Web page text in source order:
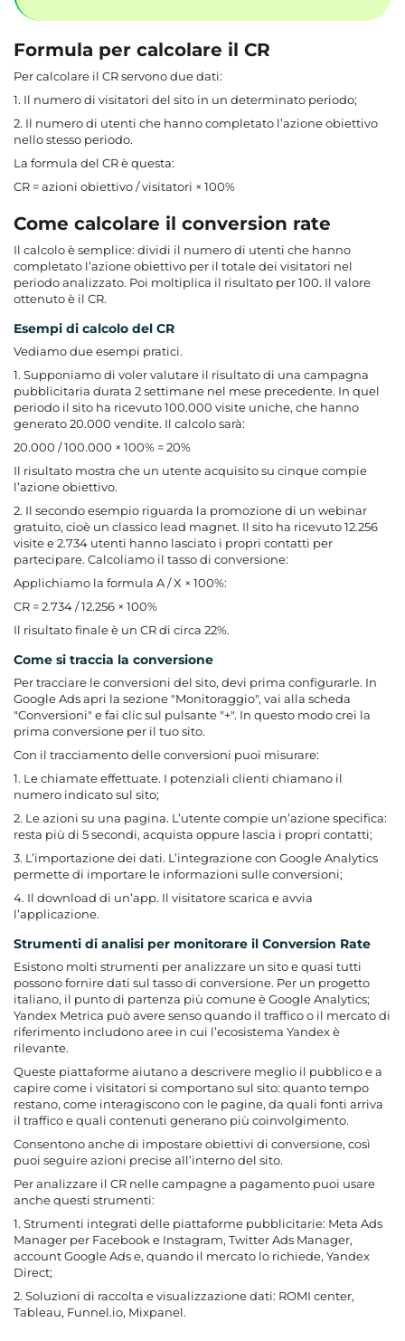
Formula per calcolare il CR
Per calcolare il CR servono due dati:
1. Il numero di visitatori del sito in un determinato periodo;
2. Il numero di utenti che hanno completato l’azione obiettivo
nello stesso periodo.
La formula del CR è questa:
CR = azioni obiettivo / visitatori × 100%
Come calcolare il conversion rate
Il calcolo è semplice: dividi il numero di utenti che hanno
completato l’azione obiettivo per il totale dei visitatori nel
periodo analizzato. Poi moltiplica il risultato per 100. Il valore
ottenuto è il CR.
Esempi di calcolo del CR
Vediamo due esempi pratici.
1. Supponiamo di voler valutare il risultato di una campagna
pubblicitaria durata 2 settimane nel mese precedente. In quel
periodo il sito ha ricevuto 100.000 visite uniche, che hanno
generato 20.000 vendite. Il calcolo sarà:
20.000 / 100.000 × 100% = 20%
Il risultato mostra che un utente acquisito su cinque compie
l’azione obiettivo.
2. Il secondo esempio riguarda la promozione di un webinar
gratuito, cioè un classico lead magnet. Il sito ha ricevuto 12.256
visite e 2.734 utenti hanno lasciato i propri contatti per
partecipare. Calcoliamo il tasso di conversione:
Applichiamo la formula A / X × 100%:
CR = 2.734 / 12.256 × 100%
Il risultato finale è un CR di circa 22%.
Come si traccia la conversione
Per tracciare le conversioni del sito, devi prima configurarle. In
Google Ads apri la sezione "Monitoraggio", vai alla scheda
"Conversioni" e fai clic sul pulsante "+". In questo modo crei la
prima conversione per il tuo sito.
Con il tracciamento delle conversioni puoi misurare:
1. Le chiamate effettuate. I potenziali clienti chiamano il
numero indicato sul sito;
2. Le azioni su una pagina. L’utente compie un’azione specifica:
resta più di 5 secondi, acquista oppure lascia i propri contatti;
3. L’importazione dei dati. L’integrazione con Google Analytics
permette di importare le informazioni sulle conversioni;
4. Il download di un’app. Il visitatore scarica e avvia
l’applicazione.
Strumenti di analisi per monitorare il Conversion Rate
Esistono molti strumenti per analizzare un sito e quasi tutti
possono fornire dati sul tasso di conversione. Per un progetto
italiano, il punto di partenza più comune è Google Analytics;
Yandex Metrica può avere senso quando il traffico o il mercato di
riferimento includono aree in cui l’ecosistema Yandex è
rilevante.
Queste piattaforme aiutano a descrivere meglio il pubblico e a
capire come i visitatori si comportano sul sito: quanto tempo
restano, come interagiscono con le pagine, da quali fonti arriva
il traffico e quali contenuti generano più coinvolgimento.
Consentono anche di impostare obiettivi di conversione, così
puoi seguire azioni precise all’interno del sito.
Per analizzare il CR nelle campagne a pagamento puoi usare
anche questi strumenti:
1. Strumenti integrati delle piattaforme pubblicitarie: Meta Ads
Manager per Facebook e Instagram, Twitter Ads Manager,
account Google Ads e, quando il mercato lo richiede, Yandex
Direct;
2. Soluzioni di raccolta e visualizzazione dati: ROMI center,
Tableau, Funnel.io, Mixpanel.